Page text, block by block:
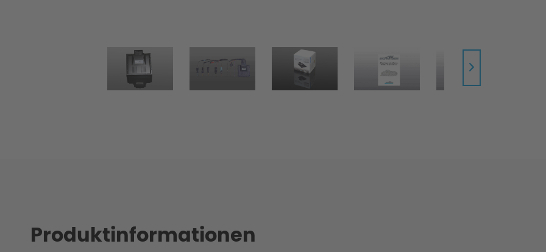
Produktinformationen